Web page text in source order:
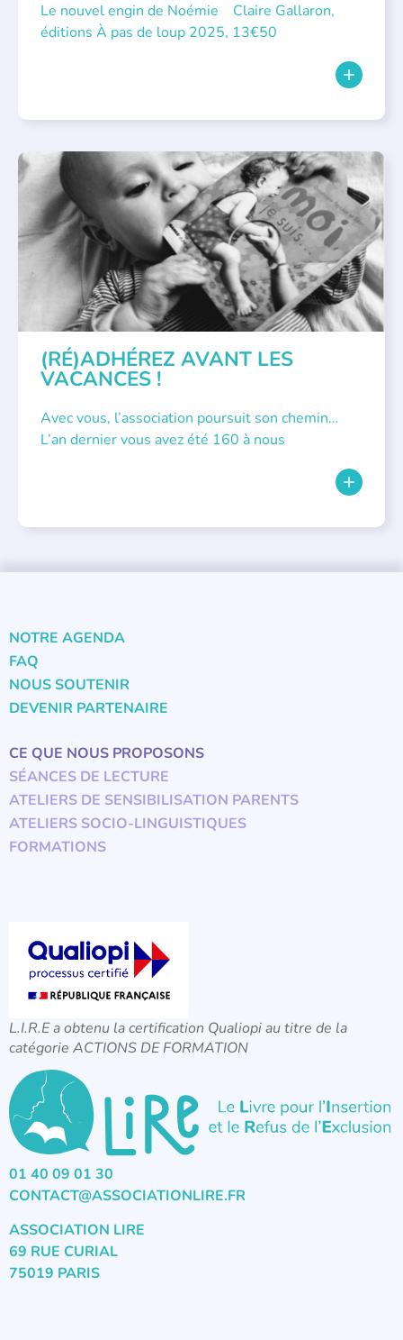
Le nouvel engin de Noémie Claire Gallaron,
éditions À pas de loup 2025, 13€50
APPEL À SOUTIEN
(RÉ)ADHÉREZ AVANT LES
VACANCES !
Avec vous, l’association poursuit son chemin…
L’an dernier vous avez été 160 à nous
NOTRE AGENDA
FAQ
NOUS SOUTENIR
DEVENIR PARTENAIRE
CE QUE NOUS PROPOSONS
SÉANCES DE LECTURE
ATELIERS DE SENSIBILISATION PARENTS
ATELIERS SOCIO-LINGUISTIQUES
FORMATIONS
L.I.R.E a obtenu la certification Qualiopi au titre de la
catégorie ACTIONS DE FORMATION
01 40 09 01 30
CONTACT@ASSOCIATIONLIRE.FR
ASSOCIATION LIRE
69 RUE CURIAL
75019 PARIS